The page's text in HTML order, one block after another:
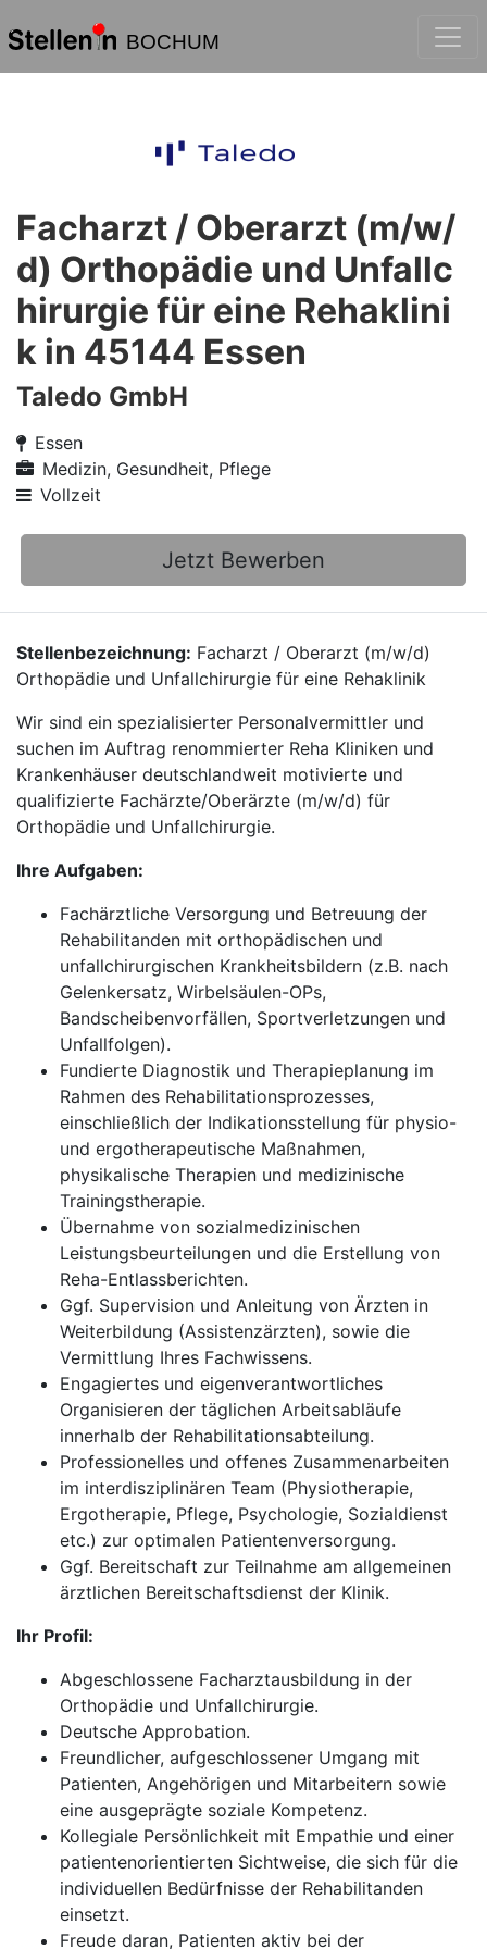
BOCHUM
Facharzt / Oberarzt (m/w/
d) Orthopädie und Unfallc
hirurgie für eine Rehaklini
k in 45144 Essen
Taledo GmbH
Essen
Medizin, Gesundheit, Pflege
Vollzeit
Jetzt Bewerben
Stellenbezeichnung: Facharzt / Oberarzt (m/w/d)
Orthopädie und Unfallchirurgie für eine Rehaklinik
Wir sind ein spezialisierter Personalvermittler und
suchen im Auftrag renommierter Reha Kliniken und
Krankenhäuser deutschlandweit motivierte und
qualifizierte Fachärzte/Oberärzte (m/w/d) für
Orthopädie und Unfallchirurgie.
Ihre Aufgaben:
Fachärztliche Versorgung und Betreuung der
Rehabilitanden mit orthopädischen und
unfallchirurgischen Krankheitsbildern (z.B. nach
Gelenkersatz, Wirbelsäulen-OPs,
Bandscheibenvorfällen, Sportverletzungen und
Unfallfolgen).
Fundierte Diagnostik und Therapieplanung im
Rahmen des Rehabilitationsprozesses,
einschließlich der Indikationsstellung für physio-
und ergotherapeutische Maßnahmen,
physikalische Therapien und medizinische
Trainingstherapie.
Übernahme von sozialmedizinischen
Leistungsbeurteilungen und die Erstellung von
Reha-Entlassberichten.
Ggf. Supervision und Anleitung von Ärzten in
Weiterbildung (Assistenzärzten), sowie die
Vermittlung Ihres Fachwissens.
Engagiertes und eigenverantwortliches
Organisieren der täglichen Arbeitsabläufe
innerhalb der Rehabilitationsabteilung.
Professionelles und offenes Zusammenarbeiten
im interdisziplinären Team (Physiotherapie,
Ergotherapie, Pflege, Psychologie, Sozialdienst
etc.) zur optimalen Patientenversorgung.
Ggf. Bereitschaft zur Teilnahme am allgemeinen
ärztlichen Bereitschaftsdienst der Klinik.
Ihr Profil:
Abgeschlossene Facharztausbildung in der
Orthopädie und Unfallchirurgie.
Deutsche Approbation.
Freundlicher, aufgeschlossener Umgang mit
Patienten, Angehörigen und Mitarbeitern sowie
eine ausgeprägte soziale Kompetenz.
Kollegiale Persönlichkeit mit Empathie und einer
patientenorientierten Sichtweise, die sich für die
individuellen Bedürfnisse der Rehabilitanden
einsetzt.
Freude daran, Patienten aktiv bei der